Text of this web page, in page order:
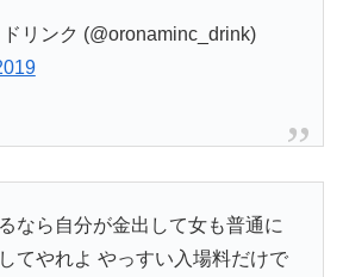
リンク (@oronaminc_drink)
なら自分が金出して女も普通に
てやれよ やっすい入場料だけで